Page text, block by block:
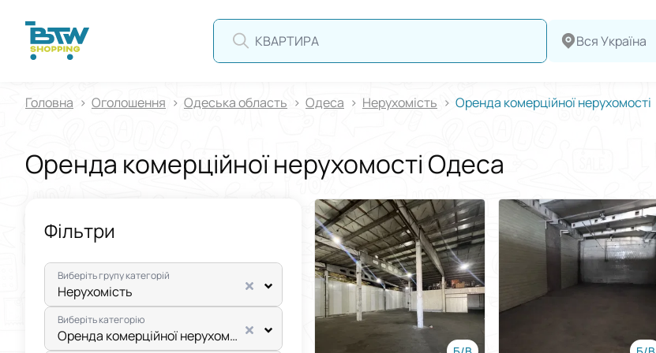
Вся Україна
Головна Оголошення Одеська область Одеса Нерухомiсть Оренда комерційної нерухомості
Оренда комерційної нерухомості Одеса
Фільтри
Виберіть групу категорій
Нерухомiсть
Виберіть категорію
Оренда комерційної нерухомості